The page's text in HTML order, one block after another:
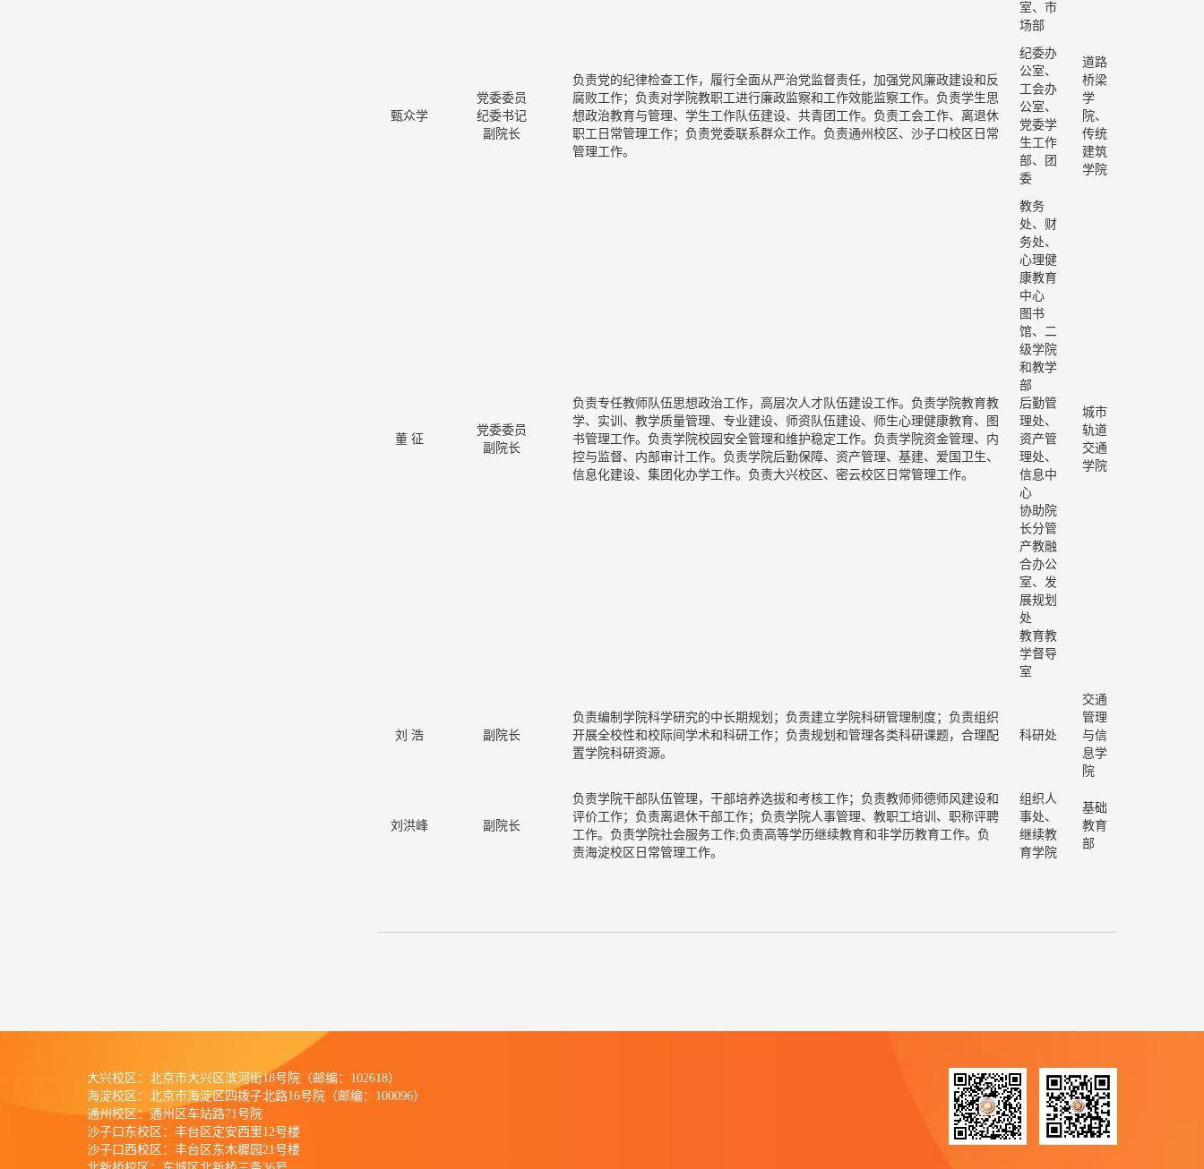
室、市
场部
甄众学
党委委员
纪委书记
副院长
负责党的纪律检查工作，履行全面从严治党监督责任，加强党风廉政建设和反
腐败工作；负责对学院教职工进行廉政监察和工作效能监察工作。负责学生思
想政治教育与管理、学生工作队伍建设、共青团 工作。负责工会工作、离退休
职工日常管理工作；负责党委联系群众工作。 负责通州校区、沙子口校区日常
管理工作。
纪委办
公室、
工会办
公室、
党委学
生工作
部、团
委
道路
桥梁
学
院、
传统
建筑
学院
董 征
党委委员
副院长
负责专任教师队伍思想政治工作，高层次人才队伍建设工作。负责学院教育教
学、实训、教学质量管理、专业建设、师资队伍建设、师生心理健康教育、图
书管理工作。负责学院校园安全管理和维护稳定工作。负责学院资金管理、内
控与监督、内部审计工作。负责学院后勤保障、资产管理、基建、爱国卫生、
信息化建设、集团化办学工作。负责大兴校区、密云校区日常管理工作。
教务
处、财
务处、
心理健
康教育
中心
图书
馆、二
级学院
和教学
部
后勤管
理处、
资产管
理处、
信息中
心
协助院
长分管
产教融
合办公
室、发
展规划
处
教育教
学督导
室
城市
轨道
交通
学院
刘 浩 副院长
负责编制学院科学研究的中长期规划；负责建立学院科研管理制度；负责组织
开展全校性和校际间学术和科研工作；负责规划和管理各类科研课题，合理配
置学院科研资源。
科研处
交通
管理
与信
息学
院
刘洪峰 副院长
负责学院干部队伍管理，干部培养选拔和考核工作；负责教师师德师风建设和
评价工作；负责离退休干部工作；负责学院人事管理、教职工培训、职称评聘
工作。负责学院社会服务工作;负责高等学历继续教育和非学历教育工作。负
责海淀校区日常管理工作。
组织人
事处、
继续教
育学院
基础
教育
部
大兴校区：北京市大兴区滨河街18号院（邮编：102618）
海淀校区：北京市海淀区四拨子北路16号院（邮编：100096）
通州校区：通州区车站路71号院
沙子口东校区：丰台区定安西里12号楼
沙子口西校区：丰台区东木樨园21号楼